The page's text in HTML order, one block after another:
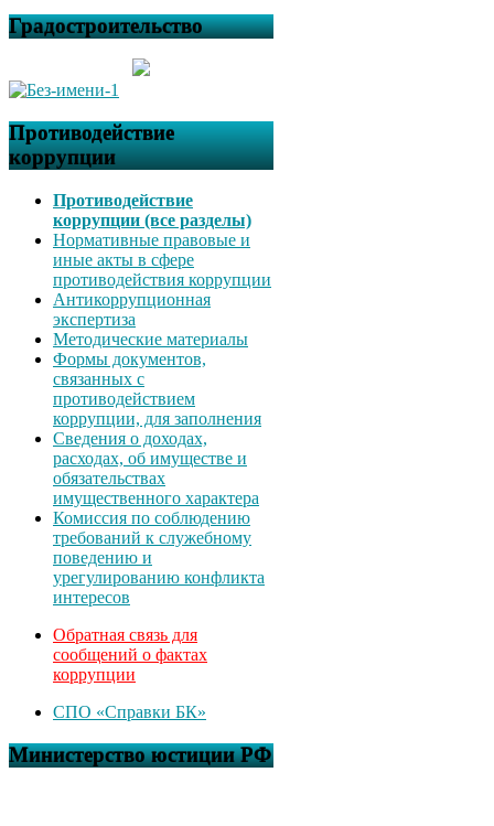
Градостроительство
Противодействие
коррупции
Противодействие
коррупции (все разделы)
Нормативные правовые и
иные акты в сфере
противодействия коррупции
Антикоррупционная
экспертиза
Методические материалы
Формы документов,
связанных с
противодействием
коррупции, для заполнения
Сведения о доходах,
расходах, об имуществе и
обязательствах
имущественного характера
Комиссия по соблюдению
требований к служебному
поведению и
урегулированию конфликта
интересов
Обратная связь для
сообщений о фактах
коррупции
СПО «Справки БК»
Министерство юстиции РФ